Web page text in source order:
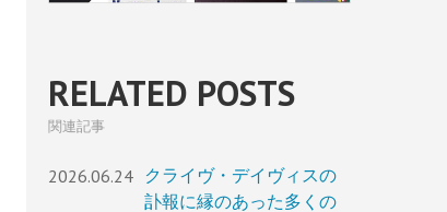
RELATED POSTS
関連記事
2026.06.24
クライヴ・デイヴィスの
訃報に縁のあった多くの